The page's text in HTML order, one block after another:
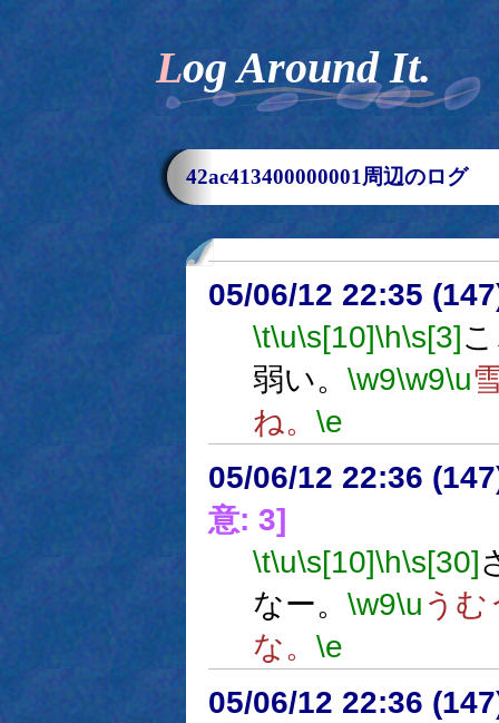
Log Around It.
42ac413400000001周辺のログ
05/06/12 22:35
\t\u\s[10]\h\s[3]
弱い。 \w9\w9\u
ね。 \e
05/06/12 22:36
意: 3]
\t\u\s[10]\h\s[30]
なー。 \w9\u うむ
な。 \e
05/06/12 22:36